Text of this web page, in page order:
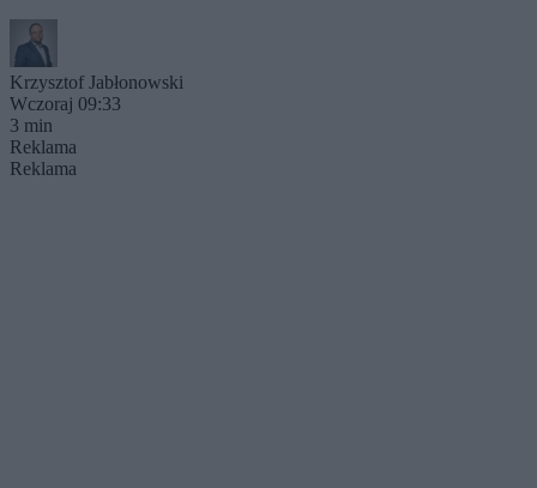
Krzysztof Jabłonowski
Wczoraj 09:33
3 min
Reklama
Reklama